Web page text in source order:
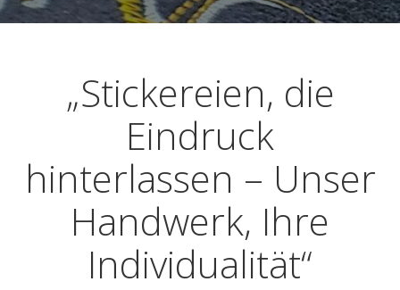
„Stickereien, die
Eindruck
hinterlassen – Unser
Handwerk, Ihre
Individualität“